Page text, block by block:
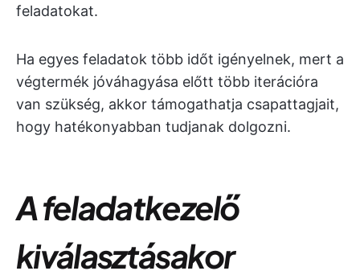
feladatokat.
Ha egyes feladatok több időt igényelnek, mert a
végtermék jóváhagyása előtt több iterációra
van szükség, akkor támogathatja csapattagjait,
hogy hatékonyabban tudjanak dolgozni.
A feladatkezelő
kiválasztásakor